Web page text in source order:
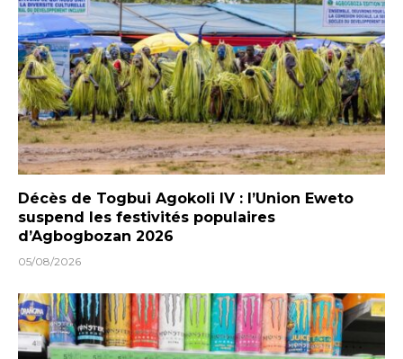
Décès de Togbui Agokoli IV : l’Union Eweto
suspend les festivités populaires
d’Agbogbozan 2026
05/08/2026